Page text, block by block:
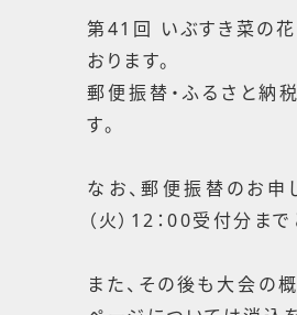
第41回 いぶすき菜の花
おります。
郵便振替・ふるさと納
す。
なお、郵便振替のお申
（火）12：00受付分ま
また、その後も大会の